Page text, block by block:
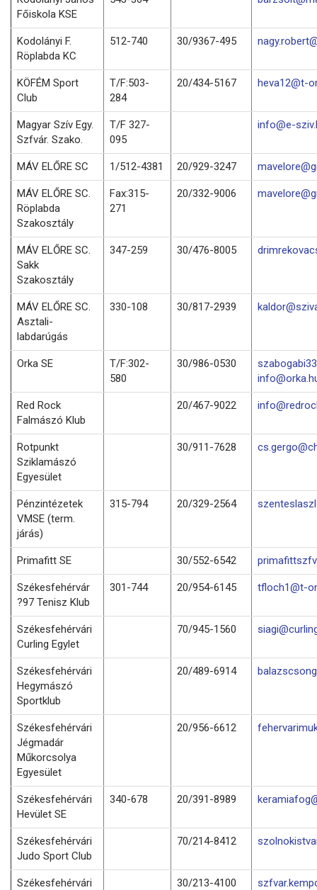
Főiskola KSE
Kodolányi F.
Röplabda KC
512-740 30/9367-495
KÖFÉM Sport
Club
T/F:503-
284
20/434-5167 heva12@t-
Magyar Szív Egy.
Szfvár. Szako.
T/F 327-
095
info@e-
MÁV ELŐRE SC 1/512-4381 20/929-3247
MÁV ELŐRE SC.
Röplabda
Szakosztály
Fax:315-
271
20/332-9006
MÁV ELŐRE SC.
Sakk
Szakosztály
347-259 30/476-8005
MÁV ELŐRE SC.
Asztali-
labdarúgás
330-108 30/817-2939
Orka SE
T/F:302-
580
30/986-0530
Red Rock
Falmászó Klub
20/467-9022
Rotpunkt
Sziklamászó
Egyesület
30/911-7628
Pénzintézetek
VMSE (term.
járás)
315-794 20/329-2564
Primafitt SE 30/552-6542
Székesfehérvár
?97 Tenisz Klub
301-744 20/954-6145 tfloch1@t-
Székesfehérvári
Curling Egylet
70/945-1560
Székesfehérvári
Hegymászó
Sportklub
20/489-6914
Székesfehérvári
Jégmadár
Műkorcsolya
Egyesület
20/956-6612
Székesfehérvári
Hevület SE
340-678 20/391-8989
Székesfehérvári
Judo Sport Club
70/214-8412
Székesfehérvári
30/213-4100